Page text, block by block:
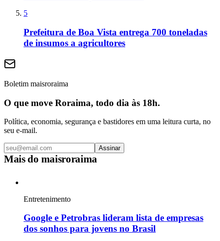
5
Prefeitura de Boa Vista entrega 700 toneladas
de insumos a agricultores
Boletim maisroraima
O que move Roraima, todo dia às 18h.
Política, economia, segurança e bastidores em uma leitura curta, no
seu e-mail.
Assinar
Mais do maisroraima
Entretenimento
Google e Petrobras lideram lista de empresas
dos sonhos para jovens no Brasil